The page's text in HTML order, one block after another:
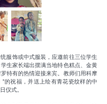
服饰或中式服装，应邀前往三位学生
生家长端出摆满当地特色糕点、金黄
特有的热情迎接来宾。教师们用科摩
的祝福，并送上绘有青花瓷纹样的中
仪式。